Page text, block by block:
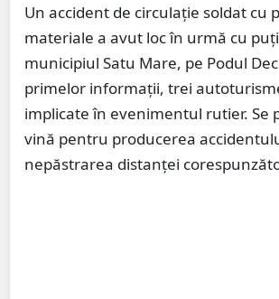
Un accident de circulație soldat cu
materiale a avut loc în urmă cu
municipiul Satu Mare, pe Podul
primelor informații, trei
implicate în evenimentul rutier. Se
vină pentru producerea
nepăstrarea distanței